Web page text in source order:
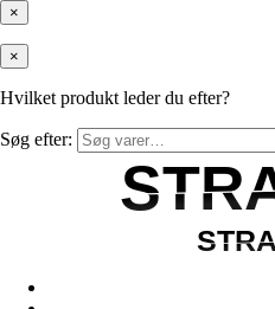
×
×
Hvilket produkt leder du efter?
Søg efter: